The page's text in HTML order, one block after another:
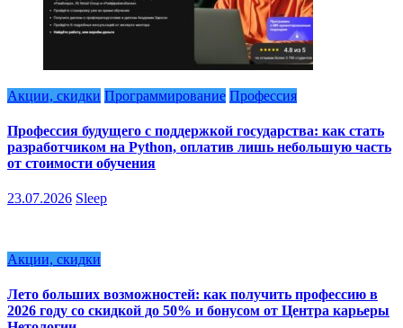
Акции, скидки Программирование Профессия
Профессия будущего с поддержкой государства: как стать
разработчиком на Python, оплатив лишь небольшую часть
от стоимости обучения
23.07.2026 Sleep
Акции, скидки
Лето больших возможностей: как получить профессию в
2026 году со скидкой до 50% и бонусом от Центра карьеры